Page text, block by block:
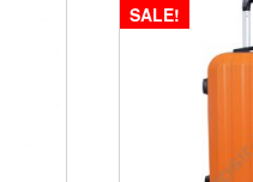
SALE!